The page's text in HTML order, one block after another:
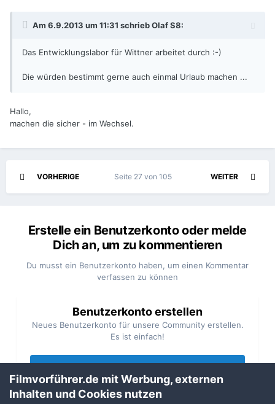
Am 6.9.2013 um 11:31 schrieb Olaf S8:
Das Entwicklungslabor für Wittner arbeitet durch :-)
Die würden bestimmt gerne auch einmal Urlaub machen ...
Hallo,
machen die sicher - im Wechsel.
VORHERIGE WEITER
Seite 27 von 105
Erstelle ein Benutzerkonto oder melde
Dich an, um zu kommentieren
Du musst ein Benutzerkonto haben, um einen Kommentar
verfassen zu können
Benutzerkonto erstellen
Neues Benutzerkonto für unsere Community erstellen.
Es ist einfach!
Filmvorführer.de mit Werbung, externen
Inhalten und Cookies nutzen